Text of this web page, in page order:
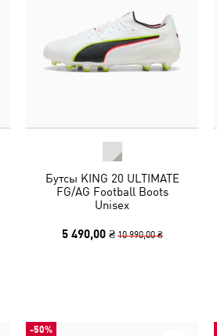
Бутсы KING 20 ULTIMATE
FG/AG Football Boots
Unisex
5 490,00 ₴ 10 990,00 ₴
-50%